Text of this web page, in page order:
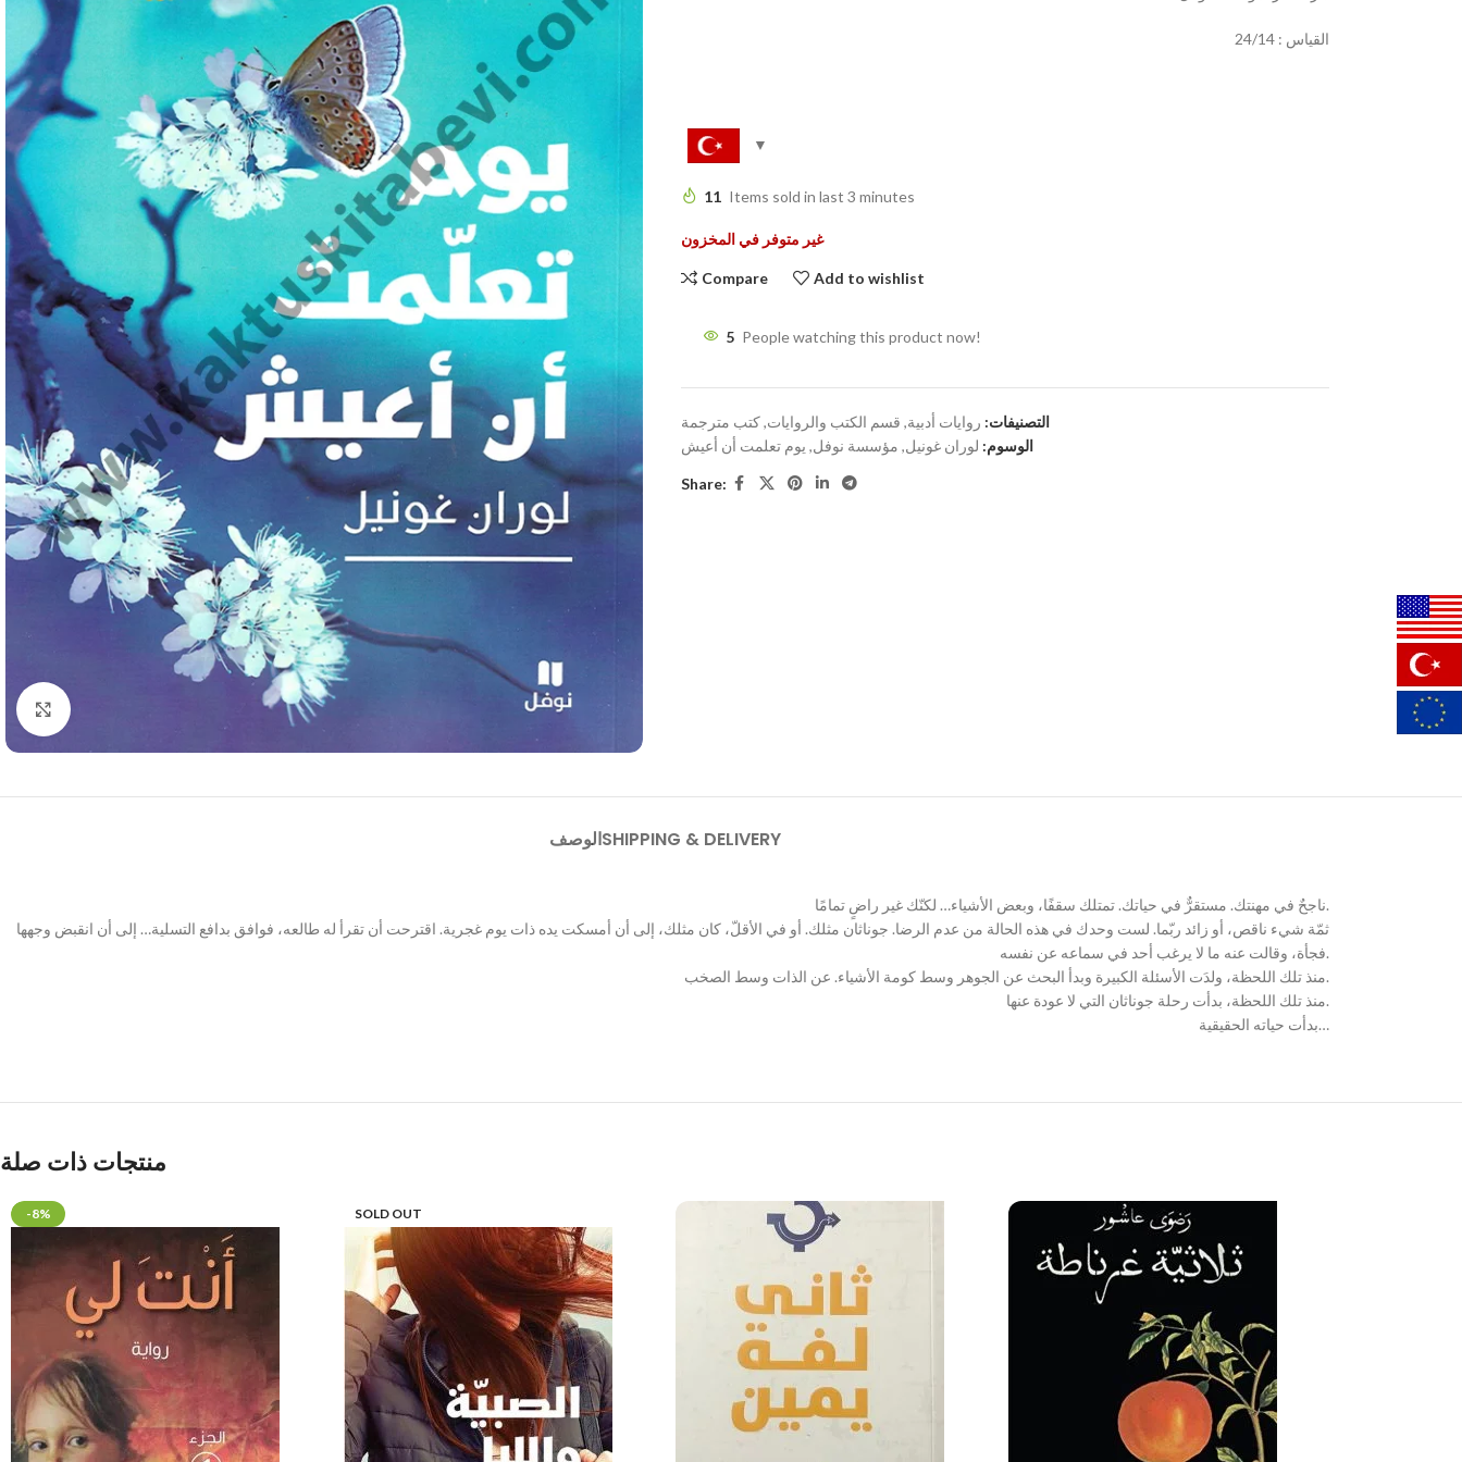
القياس : 24/14
11 Items sold in last 3 minutes
غير متوفر في المخزون
Compare Add to wishlist
5 People watching this product now!
التصنيفات: روايات أدبية, قسم الكتب والروايات,كتب مترجمة
الوسوم: لوران غونيل, مؤسسة نوفل, يوم تعلمت أن أعيش
Share:
الوصفSHIPPING & DELIVERY
ناجحٌ في مهنتك. مستقرٌّ في حياتك. تمتلك سقفًا، وبعض الأشياء… لكنّك غير راضٍ تمامًا.
ثمّة شيء ناقص، أو زائد ربّما. لست وحدك في هذه الحالة من عدم الرضا. جوناثان مثلك. أو في الأقلّ، كان مثلك، إلى أن أمسكت يده ذات يوم غجرية. اقترحت أن تقرأ له طالعه، فوافق بدافع التسلية… إلى أن انقبض وجهها
فجأة، وقالت عنه ما لا يرغب أحد في سماعه عن نفسه.
منذ تلك اللحظة، ولدَت الأسئلة الكبيرة وبدأ البحث عن الجوهر وسط كومة الأشياء. عن الذات وسط الصخب.
منذ تلك اللحظة، بدأت رحلة جوناثان التي لا عودة عنها.
بدأت حياته الحقيقية…
منتجات ذات صلة
-8% SOLD OUT